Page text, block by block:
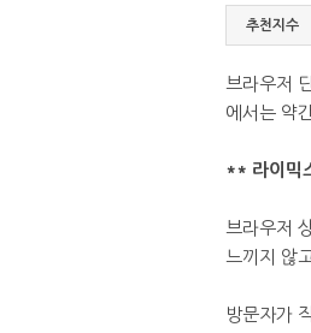
추천지수
브라우저
에서는 약
** 라이믹
브라우저
느끼지 않
방문자가